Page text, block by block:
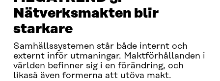
Nätverksmakten blir
starkare
Samhällssystemen står både internt och
externt inför utmaningar. Maktförhållanden i
världen befinner sig i en förändring, och
likaså även formerna att utöva makt.